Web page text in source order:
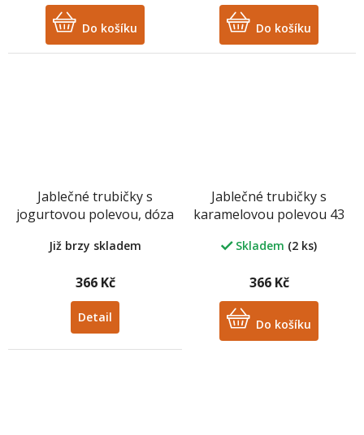
Do košíku Do košíku
Jablečné trubičky s
jogurtovou polevou, dóza
Již brzy skladem
366 Kč
Detail
Jablečné trubičky s
karamelovou polevou 43
Skladem (2 ks)
366 Kč
Do košíku